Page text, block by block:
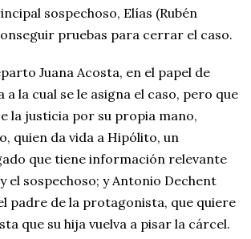
sospechoso, Elías (Rubén
pruebas para cerrar el caso.
Juana Acosta, en el papel de
a la cual se le asigna el caso, pero que
la justicia por su propia mano,
quien da vida a Hipólito, un
que tiene información relevante
el sospechoso; y Antonio Dechent
padre de la protagonista, que quiere
que su hija vuelva a pisar la cárcel.